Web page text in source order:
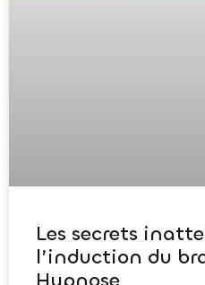
Les secrets
l’induction du